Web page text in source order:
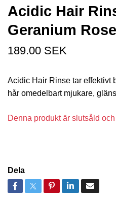
Acidic Hair
Geranium Rose
189.00 SEK
Acidic Hair Rinse tar effektivt
hår omedelbart mjukare,
Denna produkt är slutsåld
Dela